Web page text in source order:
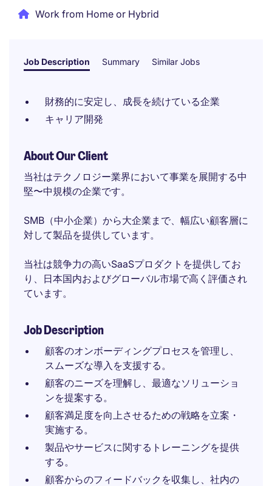
Work from Home or Hybrid
Job Description Summary Similar Jobs
財務的に安定し、成長を続けている企業
キャリア開発
About Our Client
当社はテクノロジー業界において事業を展開する中
堅〜中規模の企業です。
SMB（中小企業）から大企業まで、幅広い顧客層に
対して製品を提供しています。
当社は競争力の高いSaaSプロダクトを提供してお
り、日本国内およびグローバル市場で高く評価され
ています。
Job Description
顧客のオンボーディングプロセスを管理し、
スムーズな導入を支援する。
顧客のニーズを理解し、最適なソリューショ
ンを提案する。
顧客満足度を向上させるための戦略を立案・
実施する。
製品やサービスに関するトレーニングを提供
する。
顧客からのフィードバックを収集し、社内の